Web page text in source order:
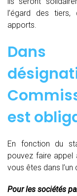
l’égard des
apports.
est
En fonction du
pouvez faire appel
vous êtes dans
Pour les sociétés